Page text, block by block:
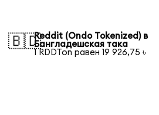
🇧🇩Reddit (Ondo Tokenized) в
Бангладешская така
1 RDDTon равен 19 926,75 ৳